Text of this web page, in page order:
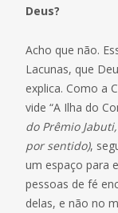
Deus?
Acho que não.
Lacunas, que
explica. Como a
vide “A Ilha do
do Prêmio
por sentido),
um espaço para
pessoas de fé
delas, e não no